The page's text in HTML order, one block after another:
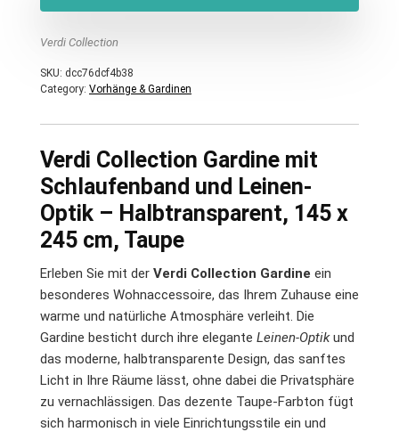
Verdi Collection
SKU: dcc76dcf4b38
Category: Vorhänge & Gardinen
Verdi Collection Gardine mit
Schlaufenband und Leinen-
Optik – Halbtransparent, 145 x
245 cm, Taupe
Erleben Sie mit der Verdi Collection Gardine ein
besonderes Wohnaccessoire, das Ihrem Zuhause eine
warme und natürliche Atmosphäre verleiht. Die
Gardine besticht durch ihre elegante Leinen-Optikund
das moderne, halbtransparente Design, das sanftes
Licht in Ihre Räume lässt, ohne dabei die Privatsphäre
zu vernachlässigen. Das dezente Taupe-Farbton fügt
sich harmonisch in viele Einrichtungsstile ein und